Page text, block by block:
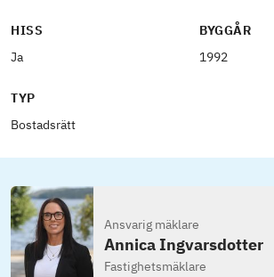
HISS
Ja
BYGGÅR
1992
TYP
Bostadsrätt
Ansvarig mäklare
Annica Ingvarsdotter
Fastighetsmäklare